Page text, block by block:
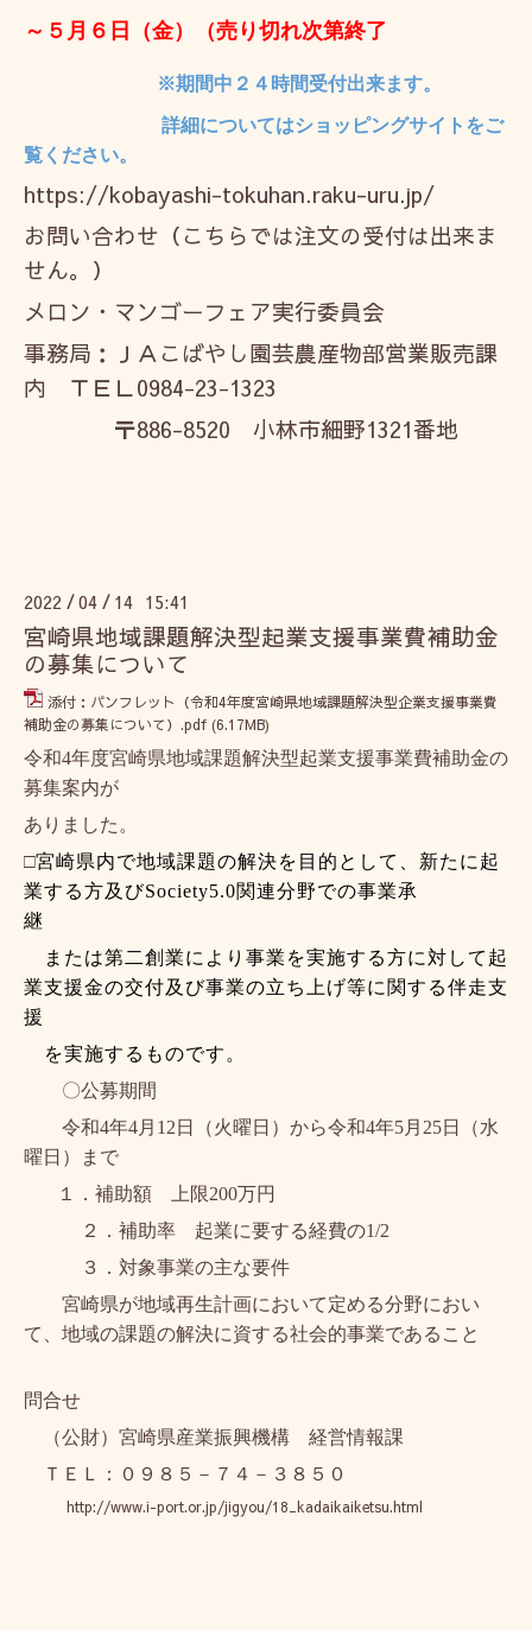
～５月６日（金）
（売り切れ次第終了
※期間中２４時間受付出来ます。
詳細についてはショッピングサイトをご
覧ください。
https://kobayashi-tokuhan.raku-uru.jp/
お問い合わせ（こちらでは注文の受付は出来ま
せん。）
メロン・マンゴーフェア実行委員会
事務局：ＪＡこばやし園芸農産物部営業販売課
内 ＴＥＬ0984-23-1323
〒886-8520 小林市細野1321番地
2022 /04 / 14 15:41
宮崎県地域課題解決型起業支援事業費補助金
の募集について
添付：パンフレット（令和4年度宮崎県地域課題解決型企業支援事業費
補助金の募集について）.pdf (6.17MB)
令和4年度宮崎県地域課題解決型起業支援事業費補助金の
募集案内が
ありました。
□宮崎県内で地域課題の解決を目的として、新たに起
業する方及びSociety5.0関連分野での事業承
継
または第二創業により事業を実施する方に対して起
業支援金の交付及び事業の立ち上げ等に関する伴走支
援
を実施するものです。
〇公募期間
令和4年4月 12 日 （火曜日）から令和4年5月 25日（水
曜日）まで
１．補助額 上限200万円
２．補助率 起業に要する経費の1/2
３． 対象事業の主な要件
宮崎県が地域再生計画において定める分野におい
て、地域の課題の解決に資する社会的事業であること
問合せ
（公財）宮崎県産業振興機構 経営情報課
ＴＥＬ：０９８５－７４－３８５０
http://www.i-port.or.jp/jigyou/18_kadaikaiketsu.html